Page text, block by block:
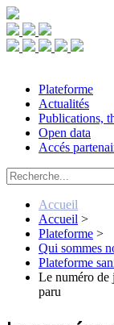
Plateforme
Actualités
Publications,
Open data
Accés
Accueil
Accueil >
Plateforme >
Qui sommes
Plateforme
Le numéro de
paru